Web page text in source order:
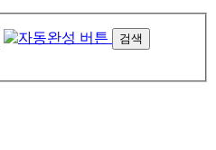
검색